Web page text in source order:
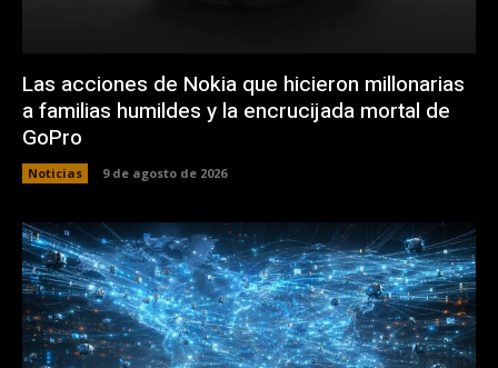
Las acciones de Nokia que hicieron millonarias
a familias humildes y la encrucijada mortal de
GoPro
Noticias 9 de agosto de 2026